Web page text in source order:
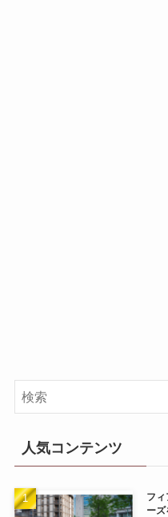
人気コンテンツ
フ
ー